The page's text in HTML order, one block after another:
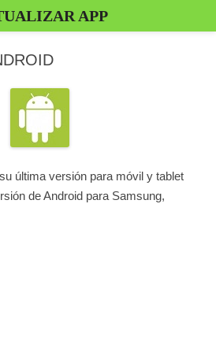
última versión para móvil y tablet
de Android para Samsung,
APP